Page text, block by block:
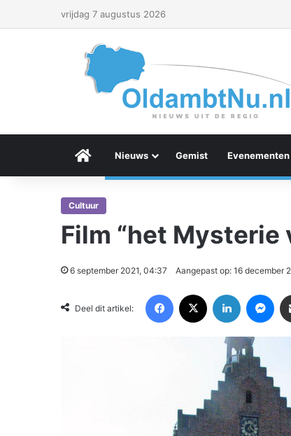
vrijdag 7 augustus 2026
Menu Item
Nieuws Gemist Evenementen
Cultuur
Film “het Mysterie
6 september 2021, 04:37 Aangepast op: 16 december
Deel dit artikel: